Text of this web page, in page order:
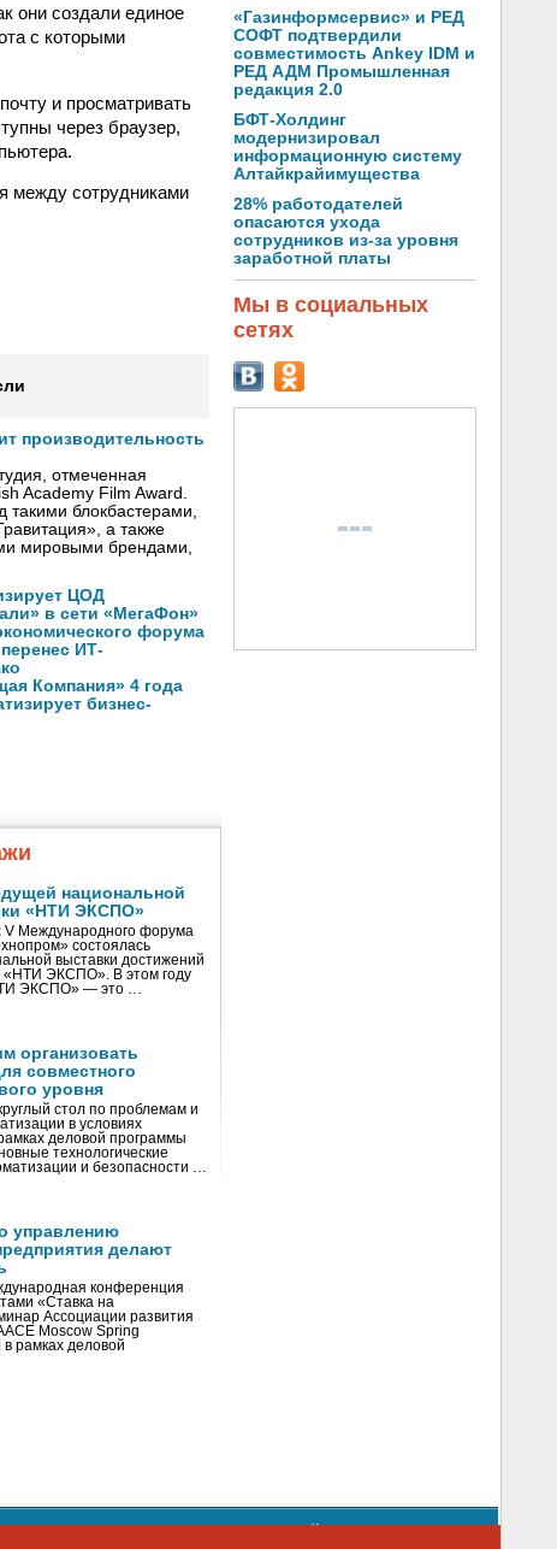
они создали единое
с которыми
и просматривать
через браузер,
между сотрудниками
производительность
отмеченная
Academy Film Award.
такими блокбастерами,
a также
мировыми брендами,
ЦОД
в сети «МегаФон»
форума
ИТ-
Компания» 4 года
бизнес-
национальной
«НТИ ЭКСПО»
V Международного форума
состоялась
выставки достижений
«НТИ ЭКСПО». В этом году
ЭКСПО» — это …
организовать
совместного
уровня
стол по проблемам и
в условиях
деловой программы
технологические
и безопасности …
управлению
делают
конференция
«Ставка на
Ассоциации развития
Moscow Spring
рамках деловой
«Газинформсервис» и РЕД
СОФТ подтвердили
совместимость Ankey IDM и
РЕД АДМ Промышленная
редакция 2.0
БФТ-Холдинг
модернизировал
информационную систему
Алтайкрайимущества
28% работодателей
опасаются ухода
сотрудников из-за уровня
заработной платы
Мы в социальных
сетях
использования материалов сайта